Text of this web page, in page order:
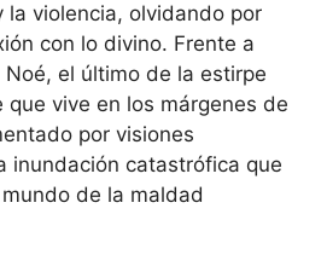
la violencia, olvidando por
con lo divino. Frente a
el último de la estirpe
que vive en los márgenes de
por visiones
inundación catastrófica que
de la maldad